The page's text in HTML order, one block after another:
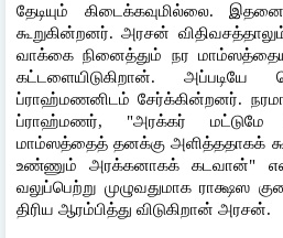
தேடியும் கிடைக்கவுமில்லை.
கூறுகின்றனர். அரசன்
வாக்கை நினைத்தும் நர
கட்டளையிடுகிறான்.
ப்ராஹ்மணனிடம் சேர்க்கின்றனர்.
ப்ராஹ்மணர், "அரக்கர்
மாம்ஸத்தைத் தனக்கு அளித்ததாகக்
உண்ணும் அரக்கனாகக் கடவான்" என
வலுப்பெற்று முழுவதுமாக ராக்ஷஸ
திரிய ஆரம்பித்து விடுகிறான் அரசன்.